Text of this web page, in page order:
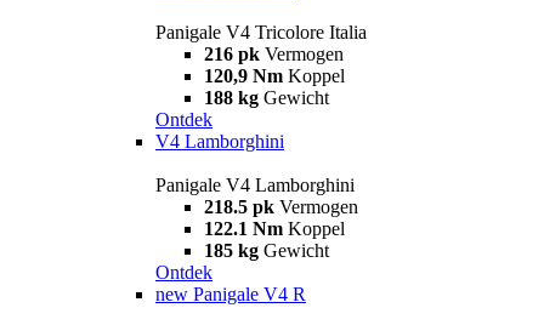
Panigale V4 Tricolore Italia
216 pk Vermogen
120,9 Nm Koppel
188 kg Gewicht
Ontdek
V4 Lamborghini
Panigale V4 Lamborghini
218.5 pk Vermogen
122.1 Nm Koppel
185 kg Gewicht
Ontdek
new Panigale V4 R